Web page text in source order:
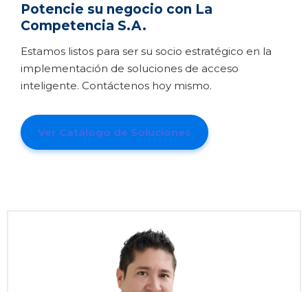
Potencie su negocio con La
Competencia S.A.
Estamos listos para ser su socio estratégico en la
implementación de soluciones de acceso
inteligente. Contáctenos hoy mismo.
Ver Catálogo de Soluciones